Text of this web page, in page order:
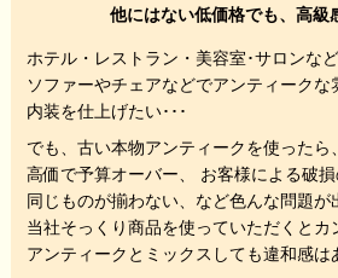
他にはない低価格でも、高級
ホテル・レストラン・美容室･サロンな
ソファーやチェアなどでアンティークな
内装を仕上げたい･･･
でも、 古い本物アンティークを使ったら、
高価で予算オーバー、 お客様による破損
同じものが揃わない、 など色んな問題が
当社そっくり商品を使っていただくと カ
アンティークとミックスしても違和感は